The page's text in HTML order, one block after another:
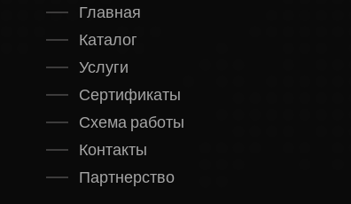
Главная
Каталог
Услуги
Сертификаты
Схема работы
Контакты
Партнерство